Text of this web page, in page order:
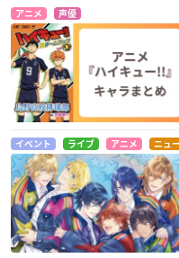
アニメ 声優
イベント ライブ アニメ ニュ